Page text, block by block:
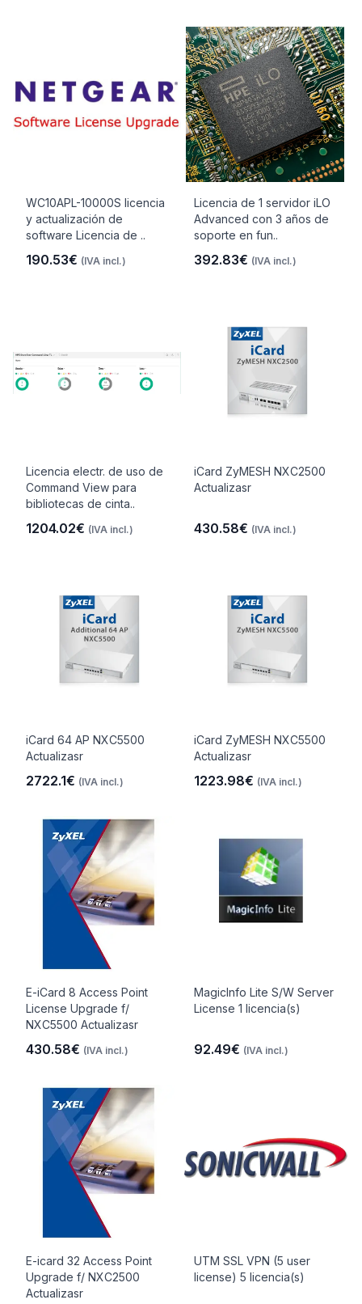
WC10APL-10000S licencia
y actualización de
software Licencia de ..
190.53€ (IVA incl.)
Licencia de 1 servidor iLO
Advanced con 3 años de
soporte en fun..
392.83€ (IVA incl.)
Licencia electr. de uso de
Command View para
bibliotecas de cinta..
1204.02€ (IVA incl.)
iCard ZyMESH NXC2500
Actualizasr
430.58€ (IVA incl.)
iCard 64 AP NXC5500
Actualizasr
2722.1€ (IVA incl.)
iCard ZyMESH NXC5500
Actualizasr
1223.98€ (IVA incl.)
E-iCard 8 Access Point
License Upgrade f/
NXC5500 Actualizasr
430.58€ (IVA incl.)
MagicInfo Lite S/W Server
License 1 licencia(s)
92.49€ (IVA incl.)
E-icard 32 Access Point
Upgrade f/ NXC2500
Actualizasr
UTM SSL VPN (5 user
license) 5 licencia(s)